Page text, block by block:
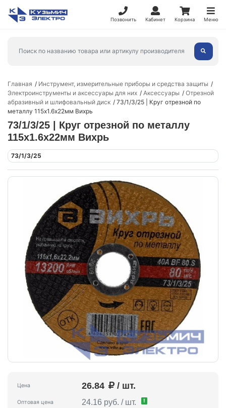
Позвонить Кабинет Корзина Меню
Главная
Инструмент, измерительные приборы и средства защиты
Электроинструменты и аксессуары для них
Аксессуары
Отрезной
абразивный и шлифовальный диск
73/1/3/25 | Круг отрезной по
металлу 115х1.6х22мм Вихрь
73/1/3/25 | Круг отрезной по металлу
115х1.6х22мм Вихрь
73/1/3/25
Цена 26.84 / шт.
Оптовая цена 24.16 руб. / шт. !